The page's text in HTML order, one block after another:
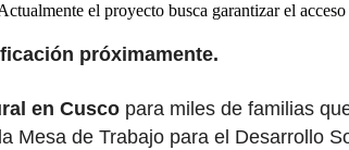
el proyecto busca garantizar el
próximamente.
en Cusco para miles de familias
Mesa de Trabajo para el Desarrollo